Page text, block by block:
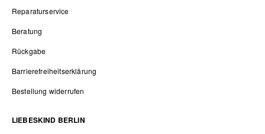
Reparaturservice
Beratung
Rückgabe
Barrierefreiheitserklärung
Bestellung widerrufen
LIEBESKIND BERLIN